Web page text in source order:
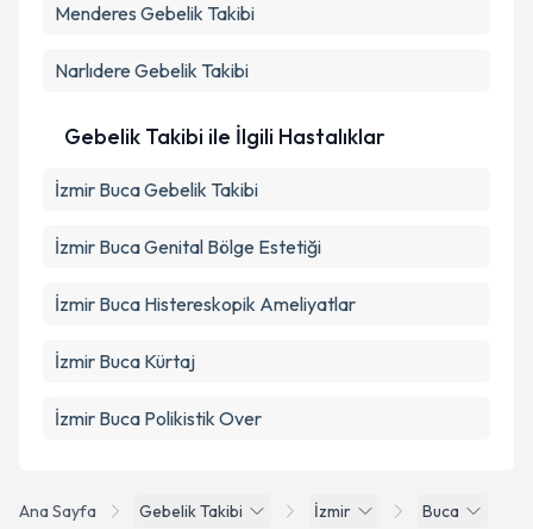
Ana Sayfa Gebelik Takibi İzmir Buca
Menderes Gebelik Takibi
Narlıdere Gebelik Takibi
Gebelik Takibi ile İlgili Hastalıklar
İzmir Buca Gebelik Takibi
İzmir Buca Genital Bölge Estetiği
İzmir Buca Histereskopik Ameliyatlar
İzmir Buca Kürtaj
İzmir Buca Polikistik Over